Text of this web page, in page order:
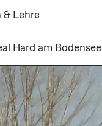
Lehre
Hard am Bodensee